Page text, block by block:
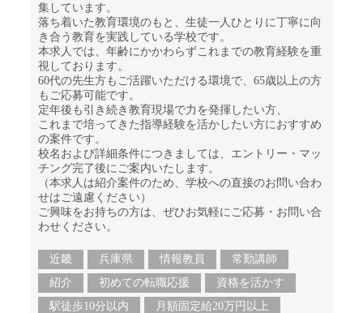
集しています。
落ち着いた教育環境のもと、生徒一人ひとりに丁寧に向
き合う教育を実践している学校です。
本求人では、年齢にかかわらずこれまでの教育経験を重
視しております。
60代の先生方もご活躍いただける環境で、65歳以上の方
もご応募可能です。
定年後も引き続き教育現場で力を発揮したい方、
これまで培ってきた指導経験を活かしたい方におすすめ
の案件です。
校名および詳細条件につきましては、エントリー・マッ
チング完了後にご案内いたします。
（本求人は紹介案件のため、学校への直接のお問い合わ
せはご遠慮ください）
ご興味をお持ちの方は、ぜひお気軽にご応募・お問い合
わせください。
近畿 兵庫県 情報教員
常勤講師
紹介
初めての転職応援
資格を活かす
駅徒歩10分以内
月額固定給20万円以上